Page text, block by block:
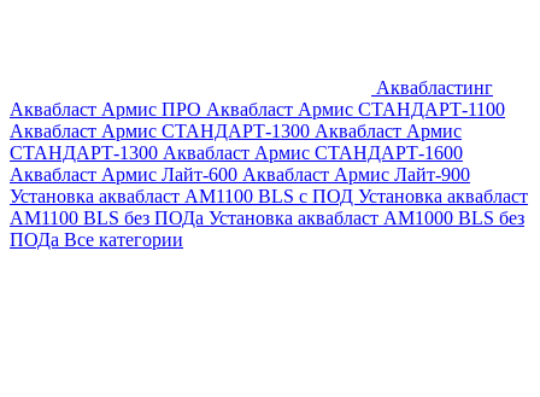
Аквабластинг
Аквабласт Армис ПРО Аквабласт Армис СТАНДАРТ-1100
Аквабласт Армис СТАНДАРТ-1300 Аквабласт Армис
СТАНДАРТ-1300 Аквабласт Армис СТАНДАРТ-1600
Аквабласт Армис Лайт-600 Аквабласт Армис Лайт-900
Установка аквабласт AM1100 BLS с ПОД Установка аквабласт
AM1100 BLS без ПОДа Установка аквабласт AM1000 BLS без
ПОДа Все категории